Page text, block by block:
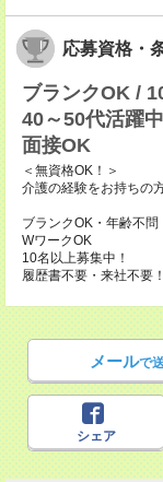
応募資格・
ブランクOK /
40～50代活躍
面接OK
＜無資格OK！＞
介護の経験をお持ちの
ブランクOK・年齢不問
WワークOK
10名以上募集中！
履歴書不要・来社不要！
メールで
シェア